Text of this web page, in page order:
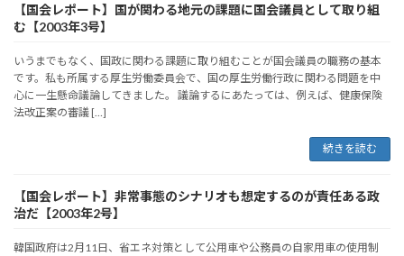
【国会レポート】国が関わる地元の課題に国会議員として取り組
む【2003年3号】
いうまでもなく、国政に関わる課題に取り組むことが国会議員の職務の基本
です。私も所属する厚生労働委員会で、国の厚生労働行政に関わる問題を中
心に一生懸命議論してきました。 議論するにあたっては、例えば、健康保険
法改正案の審議 […]
続きを読む
【国会レポート】非常事態のシナリオも想定するのが責任ある政
治だ【2003年2号】
韓国政府は2月11日、省エネ対策として公用車や公務員の自家用車の使用制